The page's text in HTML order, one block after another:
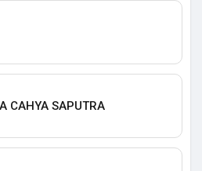
CAHYA SAPUTRA